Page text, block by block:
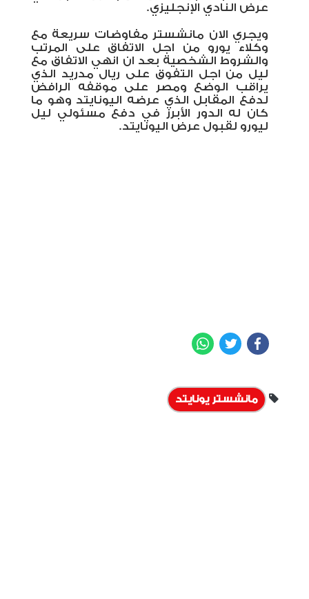
عرض النادي الإنجليزي.
ويجري الان مانشستر مفاوضات سريعة مع
وكلاء يورو من اجل الاتفاق على المرتب
والشروط الشخصية بعد ان انهي الاتفاق مع
ليل من اجل التفوق على ريال مدريد الذي
يراقب الوضع ومصر على موقفه الرافض
لدفع المقابل الذي عرضه اليونايتد وهو ما
كان له الدور الأبرز في دفع مسئولي ليل
ليورو لقبول عرض اليونايتد.
Facebook
Twitter
مانشستر يونايتد